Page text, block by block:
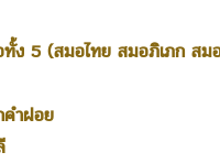
ง 5 (สมอไทย สมอภิเภก สม
ำฝอย